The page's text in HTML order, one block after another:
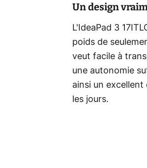
Un design
L'IdeaPad 3
poids de
veut facile à
une autonomie
ainsi un
les jours.